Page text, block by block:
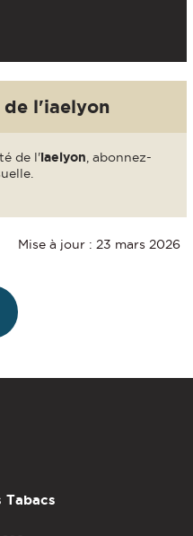
de l'iaelyon
de l'iaelyon, abonnez-
Mise à jour : 23 mars 2026
Tabacs